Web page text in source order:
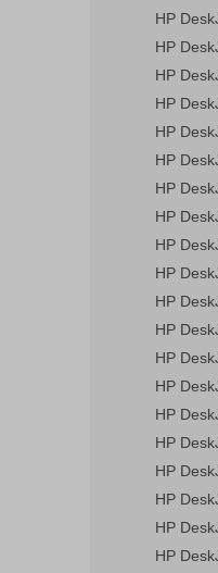
HP
HP
HP
HP
HP
HP
HP
HP
HP
HP
HP
HP
HP
HP
HP
HP
HP
HP
HP
HP